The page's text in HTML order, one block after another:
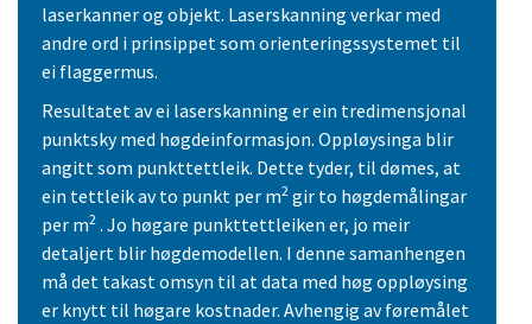
laserkanner og objekt. Laserskanning verkar med
andre ord i prinsippet som orienteringssystemet til
ei flaggermus.
Resultatet av ei laserskanning er ein tredimensjonal
punktsky med høgdeinformasjon. Oppløysinga blir
angitt som punkttettleik. Dette tyder, til dømes, at
ein tettleik av to punkt per m2 gir to høgdemålingar
per m2 . Jo høgare punkttettleiken er, jo meir
detaljert blir høgdemodellen. I denne samanhengen
må det takast omsyn til at data med høg oppløysing
er knytt til høgare kostnader. Avhengig av føremålet